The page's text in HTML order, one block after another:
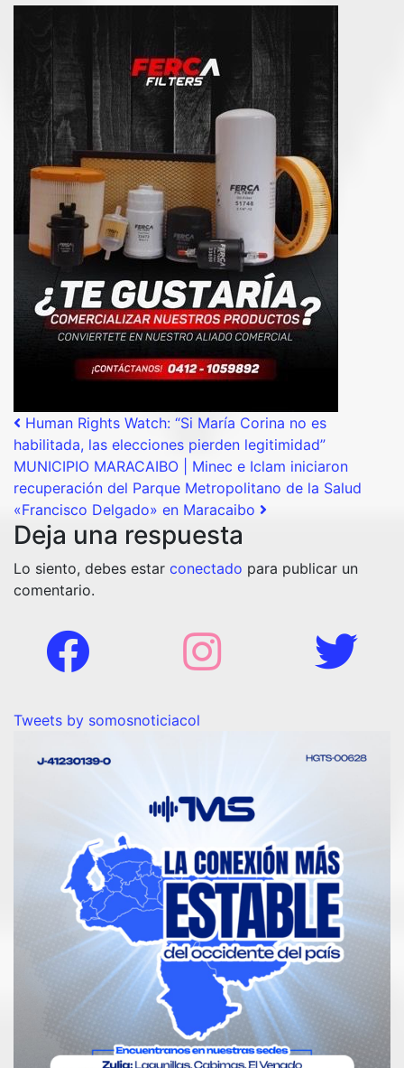
Post navigation
Human Rights Watch: “Si María Corina no es
habilitada, las elecciones pierden legitimidad”
MUNICIPIO MARACAIBO | Minec e Iclam iniciaron
recuperación del Parque Metropolitano de la Salud
«Francisco Delgado» en Maracaibo
Deja una respuesta
Lo siento, debes estar conectado para publicar un
comentario.
Tweets by somosnoticiacol